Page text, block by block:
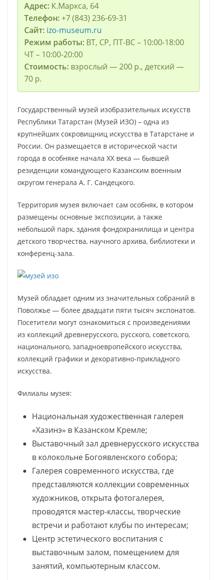
Адрес:К.Маркса, 64
Телефон:+7 (843) 236-69-31
Сайт: izo-museum.ru
Режим работы:ВТ, СР, ПТ-ВС – 10:00-18:00
ЧТ – 10:00-20:00
Стоимость:взрослый — 200 р., детский —
70 р.
Государственный музей изобразительных искусств
Республики Татарстан (Музей ИЗО) – одна из
крупнейших сокровищниц искусства в Татарстане и
России. Он размещается в исторической части
города в особняке начала XX века — бывшей
резиденции командующего Казанским военным
округом генерала А. Г. Сандецкого.
Территория музея включает сам особняк, в котором
размещены основные экспозиции, а также
небольшой парк, здания фондохранилища и центра
детского творчества, научного архива, библиотеки и
конференц-зала.
Музей обладает одним из значительных собраний в
Поволжье — более двадцати пяти тысяч экспонатов.
Посетители могут ознакомиться с произведениями
из коллекций древнерусского, русского, советского,
национального, западноевропейского искусства,
коллекций графики и декоративно-прикладного
искусства.
Филиалы музея:
Национальная художественная галерея
«Хазинэ» в Казанском Кремле;
Выставочный зал древнерусского искусства
в колокольне Богоявленского собора;
Галерея современного искусства, где
представляются коллекции современных
художников, открыта фотогалерея,
проводятся мастер-классы, творческие
встречи и работают клубы по интересам;
Центр эстетического воспитания с
выставочным залом, помещением для
занятий, компьютерным классом.